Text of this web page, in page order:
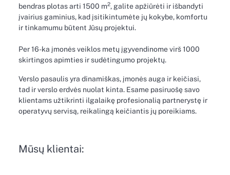
bendras plotas arti 1500 m2, galite apžiūrėti ir išbandyti
įvairius gaminius, kad įsitikintumėte jų kokybe, komfortu
ir tinkamumu būtent Jūsų projektui.
Per 16-ka įmonės veiklos metų įgyvendinome virš 1000
skirtingos apimties ir sudėtingumo projektų.
Verslo pasaulis yra dinamiškas, įmonės auga ir keičiasi,
tad ir verslo erdvės nuolat kinta. Esame pasiruošę savo
klientams užtikrinti ilgalaikę profesionalią partnerystę ir
operatyvų servisą, reikalingą keičiantis jų poreikiams.
Mūsų klientai: